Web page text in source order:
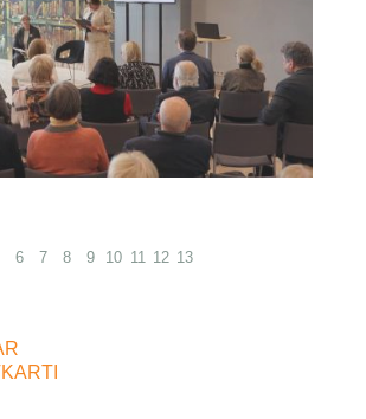
6 7 8 9 10 11 12 13